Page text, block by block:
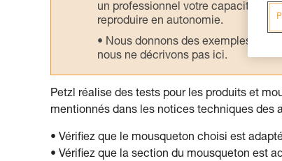
un professionnel votre capacité à
reproduire en autonomie.
Nous donnons des exemples de
nous ne décrivons pas ici.
Petzl réalise des tests pour les produits et
mentionnés dans les notices techniques des
• Vérifiez que le mousqueton choisi est
• Vérifiez que la section du mousqueton est